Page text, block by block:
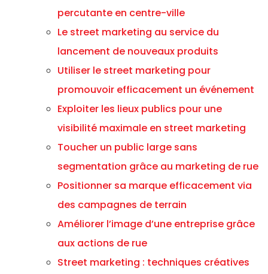
percutante en centre-ville
Le street marketing au service du
lancement de nouveaux produits
Utiliser le street marketing pour
promouvoir efficacement un événement
Exploiter les lieux publics pour une
visibilité maximale en street marketing
Toucher un public large sans
segmentation grâce au marketing de rue
Positionner sa marque efficacement via
des campagnes de terrain
Améliorer l’image d’une entreprise grâce
aux actions de rue
Street marketing : techniques créatives